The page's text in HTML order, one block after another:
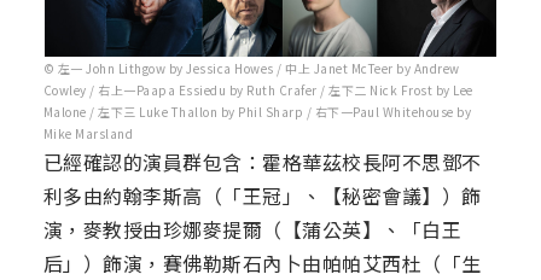
© 左一 John Lithgow by Jessica Howes / 中上 Janet McTeer by Andrew
Cowley / 右上一Paapa Essiedu by Ruth Crafer / 左下二 Nick Frost by Lee
Malone / 左下三 Luke Thallon by Phil Sharp / 右下一Paul Whitehouse by
Mike Marsland
已經確認的演員群包含：霍格華茲校長阿不思鄧不
利多由約翰李斯高（「王冠」、【秘密會議】）飾
演，麥教授由珍娜麥提爾（【蒲公英】、「白王
后」）飾演，賽佛勒斯石內卜由帕帕艾西杜（「生